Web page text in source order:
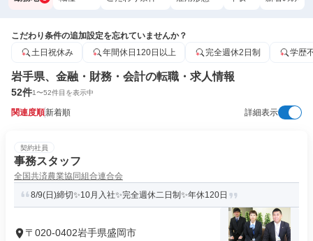
こだわり条件の追加設定を忘れていませんか？
土日祝休み
年間休日120日以上 完全週休2日制 学歴
岩手県、金融・財務・会計の転職・求人情報
52件1〜52件目を表示中
関連度順新着順 詳細表示
契約社員
事務スタッフ
全国共済農業協同組合連合会
8/9(日)締切✨10月入社✨完全週休二日制✨年休120日
〒020-0402岩手県盛岡市